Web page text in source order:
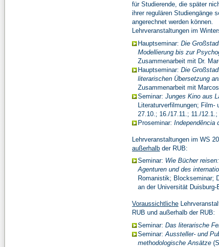
für Studierende, die später
ihrer regulären Studiengänge
angerechnet werden können.
Lehrveranstaltungen im
Hauptseminar:Die
Modellierung bis zur
Zusammenarbeit mit Dr.
Hauptseminar:Die
literarischen Übersetzung
Zusammenarbeit mit
Seminar:Junges Kino aus
Literaturverfilmungen;
27.10.; 16./17.11.; 11./
Proseminar:Independência
Lehrveranstaltungen im WS
außerhalb der RUB:
Seminar: Wie Bücher
Agenturen und des
Romanistik; Blockseminar;
an der Universität
Voraussichtliche
RUB und außerhalb der RUB:
Seminar:Das literarische
Seminar:Aussteller- und
methodologische Ansätze